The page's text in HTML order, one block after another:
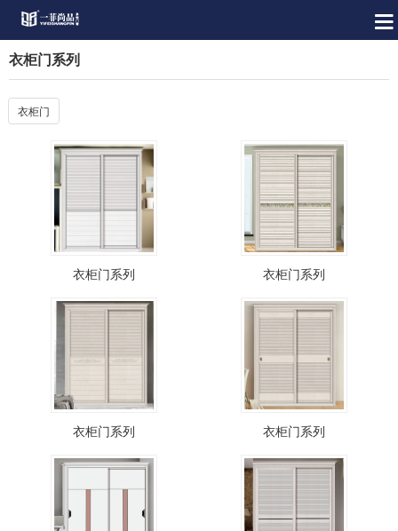
衣柜门系列
衣柜门
衣柜门系列 衣柜门系列
衣柜门系列 衣柜门系列